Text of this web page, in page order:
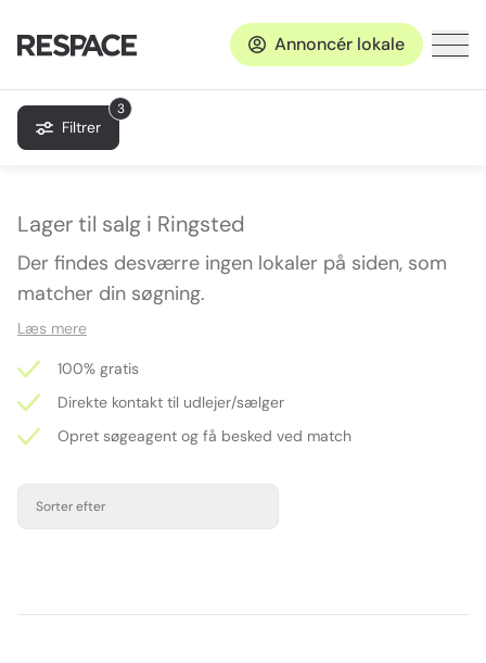
Annoncér lokale
3
Filtrer
Lager til salg i Ringsted
Der findes desværre ingen lokaler på siden, som
matcher din søgning.
Læs mere
100% gratis
Direkte kontakt til udlejer/sælger
Opret søgeagent og få besked ved match
Sorter efter